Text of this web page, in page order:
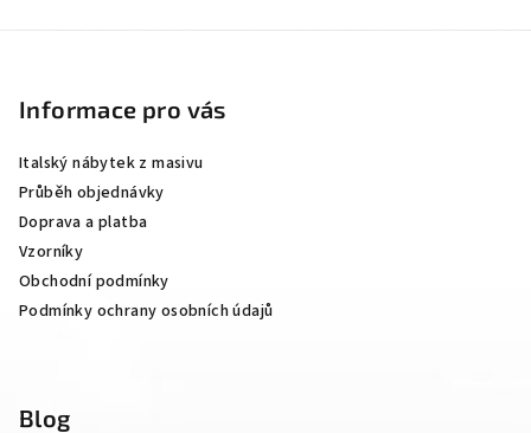
Informace pro vás
Italský nábytek z masivu
Průběh objednávky
Doprava a platba
Vzorníky
Obchodní podmínky
Podmínky ochrany osobních údajů
Blog